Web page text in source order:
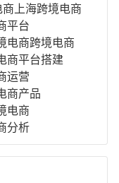
上海跨境电商
平台
电商跨境电商
商平台搭建
运营
商产品
电商
分析
电商
注册